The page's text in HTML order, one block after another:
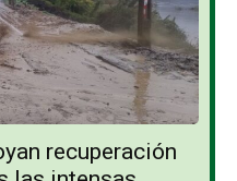
recuperación